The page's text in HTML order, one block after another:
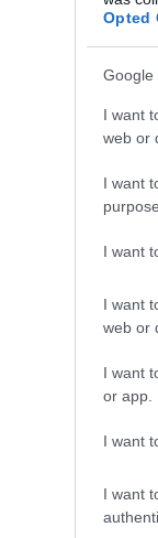
Opted
Google
I want
web or
I want
I want
I want
web or
I want
or app.
I want
I want
ezelőtt,
Giant is. A
évszázadnyi
és a nyár
strandröplabda-